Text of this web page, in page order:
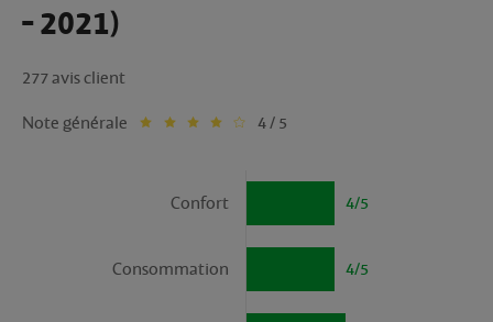
- 2021)
277 avis client
Note générale 4 / 5
4/5
Confort
4/5
Consommation